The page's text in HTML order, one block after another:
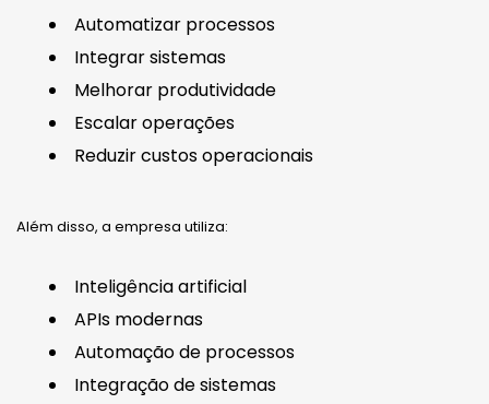
Automatizar processos
Integrar sistemas
Melhorar produtividade
Escalar operações
Reduzir custos operacionais
Além disso, a empresa utiliza:
Inteligência artificial
APIs modernas
Automação de processos
Integração de sistemas